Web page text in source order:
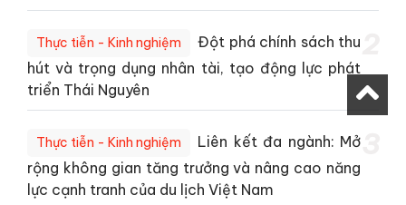
Thực tiễn - Kinh nghiệm
Đột phá chính sách thu
hút và trọng dụng nhân tài, tạo động lực phát
triển Thái Nguyên
Thực tiễn - Kinh nghiệm
Liên kết đa ngành: Mở
rộng không gian tăng trưởng và nâng cao năng
lực cạnh tranh của du lịch Việt Nam